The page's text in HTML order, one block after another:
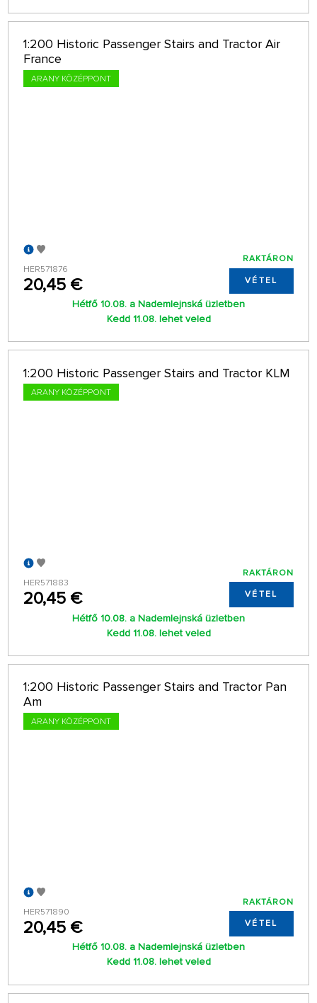
1:200 Historic Passenger Stairs and Tractor Air
France
ARANY KÖZÉPPONT
HER571876
20,45 €
RAKTÁRON
VÉTEL
Hétfő 10.08. a Nademlejnská üzletben
Kedd 11.08. lehet veled
1:200 Historic Passenger Stairs and Tractor KLM
ARANY KÖZÉPPONT
HER571883
20,45 €
RAKTÁRON
VÉTEL
Hétfő 10.08. a Nademlejnská üzletben
Kedd 11.08. lehet veled
1:200 Historic Passenger Stairs and Tractor Pan
Am
ARANY KÖZÉPPONT
HER571890
20,45 €
RAKTÁRON
VÉTEL
Hétfő 10.08. a Nademlejnská üzletben
Kedd 11.08. lehet veled